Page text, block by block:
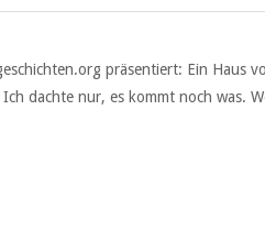
präsentiert: Ein Haus
dachte nur, es kommt noch was.